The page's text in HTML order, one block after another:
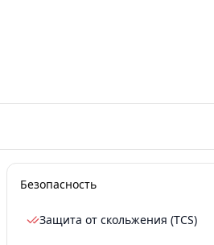
Безопасность
Защита от скольжения (TCS)